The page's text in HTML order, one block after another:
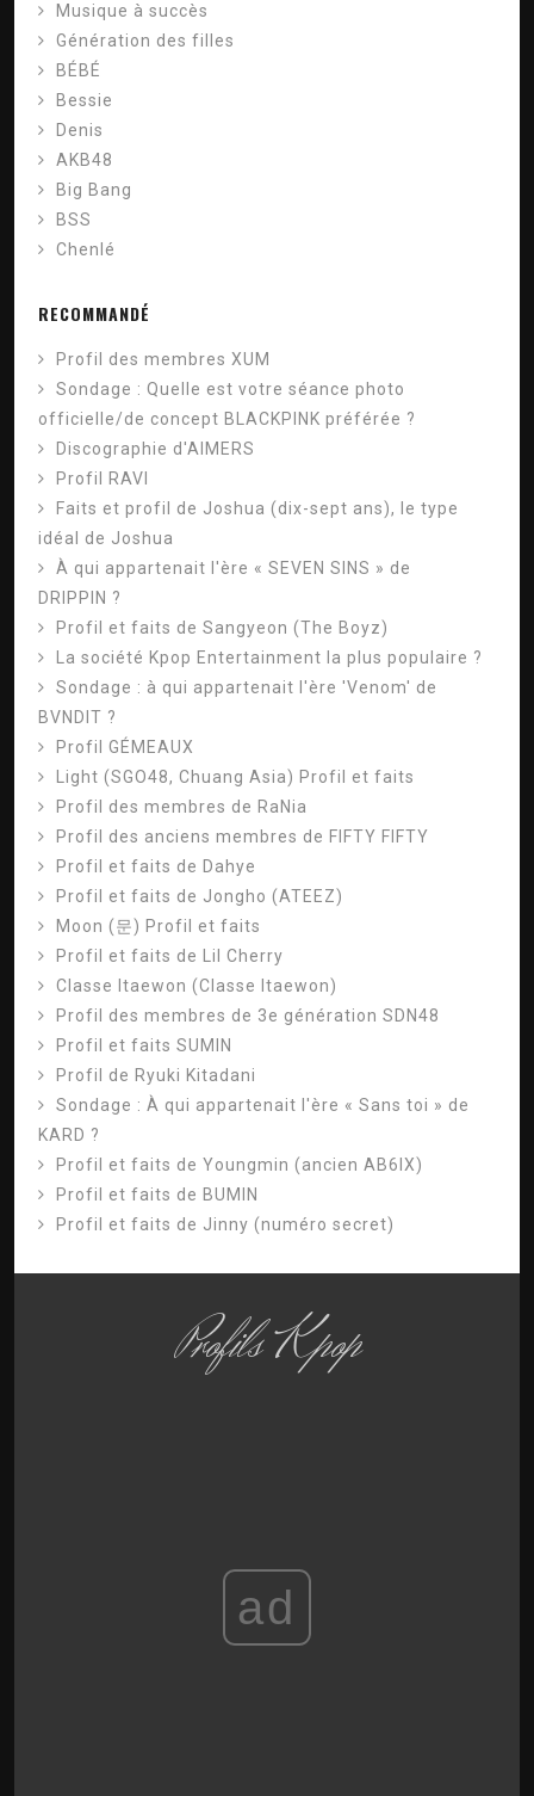
Musique à succès
Génération des filles
BÉBÉ
Bessie
Denis
AKB48
Big Bang
BSS
Chenlé
RECOMMANDÉ
Profil des membres XUM
Sondage : Quelle est votre séance photo
officielle/de concept BLACKPINK préférée ?
Discographie d'AIMERS
Profil RAVI
Faits et profil de Joshua (dix-sept ans), le type
idéal de Joshua
À qui appartenait l'ère « SEVEN SINS » de
DRIPPIN ?
Profil et faits de Sangyeon (The Boyz)
La société Kpop Entertainment la plus populaire ?
Sondage : à qui appartenait l'ère 'Venom' de
BVNDIT ?
Profil GÉMEAUX
Light (SGO48, Chuang Asia) Profil et faits
Profil des membres de RaNia
Profil des anciens membres de FIFTY FIFTY
Profil et faits de Dahye
Profil et faits de Jongho (ATEEZ)
Moon (문) Profil et faits
Profil et faits de Lil Cherry
Classe Itaewon (Classe Itaewon)
Profil des membres de 3e génération SDN48
Profil et faits SUMIN
Profil de Ryuki Kitadani
Sondage : À qui appartenait l'ère « Sans toi » de
KARD ?
Profil et faits de Youngmin (ancien AB6IX)
Profil et faits de BUMIN
Profil et faits de Jinny (numéro secret)
Profils Kpop
ad